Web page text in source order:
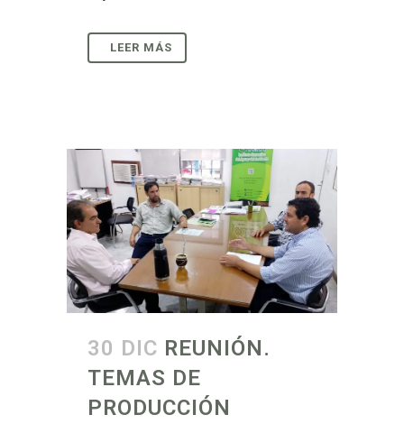
30 DIC REUNIÓN.
TEMAS DE
PRODUCCIÓN